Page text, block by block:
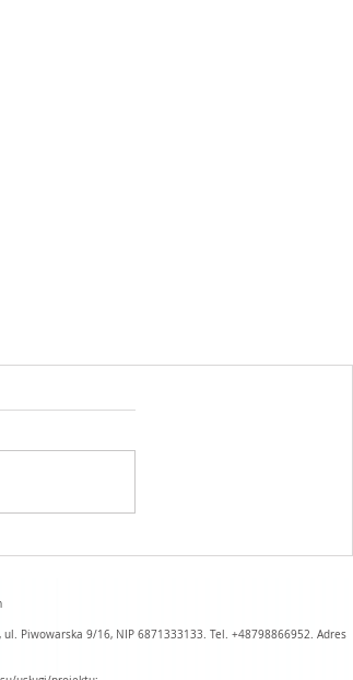
ul. Piwowarska 9/16, NIP 6871333133. Tel. +48798866952. Adres